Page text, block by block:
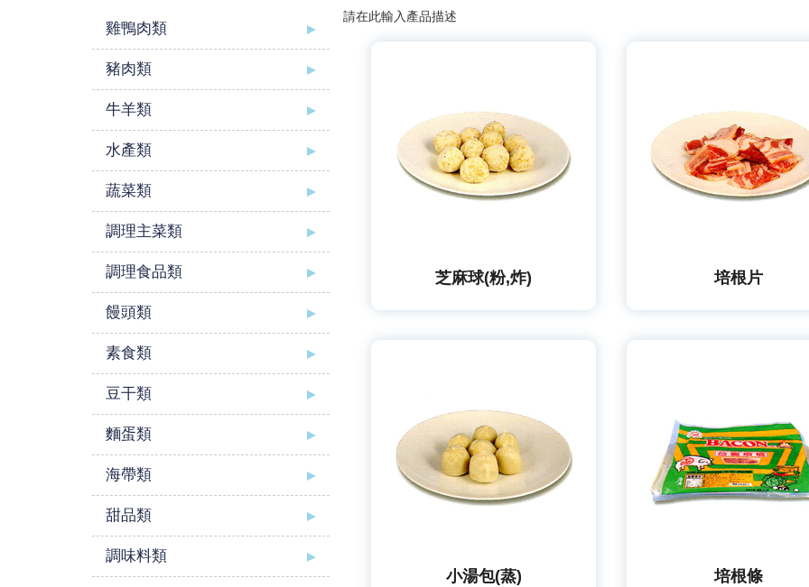
雞鴨肉類
豬肉類
牛羊類
水產類
蔬菜類
調理主菜類
調理食品類
饅頭類
素食類
豆干類
麵蛋類
海帶類
甜品類
調味料類
請在此輸入產品描述
芝麻球(粉,炸) 培根片
小湯包(蒸) 培根條